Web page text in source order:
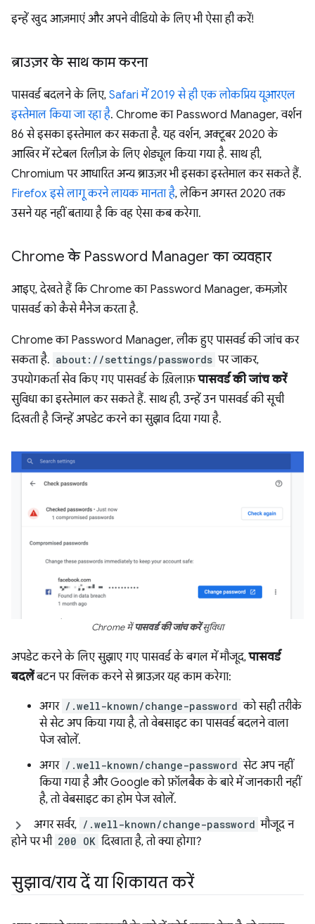
इन्हें खुद आज़माएं और अपने वीडियो के लिए भी ऐसा ही करें!
ब्राउज़र के साथ काम करना
पासवर्ड बदलने के लिए, Safari में 2019 से ही एक लोकप्रिय यूआरएल
इस्तेमाल किया जा रहा है. Chrome का Password Manager, वर्शन
86 से इसका इस्तेमाल कर सकता है. यह वर्शन, अक्टूबर 2020 के
आखिर में स्टेबल रिलीज़ के लिए शेड्यूल किया गया है. साथ ही,
Chromium पर आधारित अन्य ब्राउज़र भी इसका इस्तेमाल कर सकते हैं.
Firefox इसे लागू करने लायक मानता है, लेकिन अगस्त 2020 तक
उसने यह नहीं बताया है कि वह ऐसा कब करेगा.
Chrome के Password Manager का व्यवहार
आइए, देखते हैं कि Chrome का Password Manager, कमज़ोर
पासवर्ड को कैसे मैनेज करता है.
Chrome का Password Manager, लीक हुए पासवर्ड की जांच कर
सकता है. about://settings/passwords पर जाकर,
उपयोगकर्ता सेव किए गए पासवर्ड के ख़िलाफ़पासवर्ड की जांच करें
सुविधा का इस्तेमाल कर सकते हैं. साथ ही, उन्हें उन पासवर्ड की सूची
दिखती है जिन्हें अपडेट करने का सुझाव दिया गया है.
Chrome मेंपासवर्ड की जांच करेंसुविधा
अपडेट करने के लिए सुझाए गए पासवर्ड के बगल में मौजूद,पासवर्ड
बदलेंबटन पर क्लिक करने से ब्राउज़र यह काम करेगा:
अगर /.well-known/change-password को सही तरीके
से सेट अप किया गया है, तो वेबसाइट का पासवर्ड बदलने वाला
पेज खोलें.
अगर /.well-known/change-password सेट अप नहीं
किया गया है और Google को फ़ॉलबैक के बारे में जानकारी नहीं
है, तो वेबसाइट का होम पेज खोलें.
अगर सर्वर, /.well-known/change-password मौजूद न
होने पर भी 200 OK दिखाता है, तो क्या होगा?
सुझाव/राय दें या शिकायत करें